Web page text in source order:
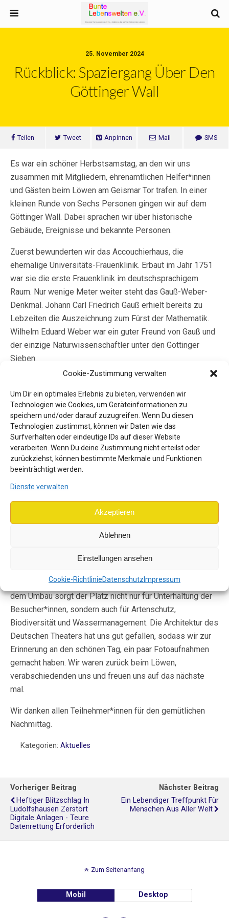
Cookie-Zustimmung verwalten
Um Dir ein optimales Erlebnis zu bieten, verwenden wir
Technologien wie Cookies, um Geräteinformationen zu
speichern und/oder darauf zuzugreifen. Wenn Du diesen
Technologien zustimmst, können wir Daten wie das
Surfverhalten oder eindeutige IDs auf dieser Website
verarbeiten. Wenn Du deine Zustimmung nicht erteilst oder
zurückziehst, können bestimmte Merkmale und Funktionen
beeinträchtigt werden.
Dienste verwalten
Akzeptieren
Ablehnen
Einstellungen ansehen
Cookie-RichtlinieDatenschutzImpressum
25. November 2024
Rückblick: Spaziergang Über Den
Göttinger Wall
Teilen Tweet Anpinnen Mail SMS
Es war ein schöner Herbstsamstag, an den wir uns
zusammen mit Mitgliedern, ehrenamtlichen Helfer*innen
und Gästen beim Löwen am Geismar Tor trafen. In einer
kleinen Runde von Sechs Personen gingen wir auf dem
Göttinger Wall. Dabei sprachen wir über historische
Gebäude, Ereignisse und bekannte Personen.
Zuerst bewunderten wir das Accouchierhaus, die
ehemalige Universitäts-Frauenklinik. Erbaut im Jahr 1751
war sie die erste Frauenklinik im deutschsprachigem
Raum. Nur wenige Meter weiter steht das Gauß-Weber-
Denkmal. Johann Carl Friedrich Gauß erhielt bereits zu
Lebzeiten die Auszeichnung zum Fürst der Mathematik.
Wilhelm Eduard Weber war ein guter Freund von Gauß und
der einzige Naturwissenschaftler unter den Göttinger
Sieben.
Weiter ging es zu den Odilienmühlen. Diese sicherte zu
Kriegszeiten die Versorgung der Bevölkerung. Beim
Bismarckhäuschen sprachen wir über Otto von Bismarck,
seine Handlungen und insbesondere sein Vermächtnis:
die Sozialversicherungen.
Beim Botanischem Garten sprachen wir über die vielen
verschiedenen Pflanzen, die sich dort befinden. Viele
kamen als Geschenke an die Universität und den
auf Einladung des Kurfürsten von Hannover und Königs
von Großbritannien, Georg II. nach Göttingen kam, war ein
Gesprächsthema. Er errichtete den Botanischen Garten.
Danach waren wir am Cheltenhampark. Hier konnte
Aktuell wird der Park umgebaut und saniert. Doch nach
dem Umbau sorgt der Platz nicht nur für Unterhaltung der
Besucher*innen, sondern auch für Artenschutz,
Biodiversität und Wassermanagement. Die Architektur des
Deutschen Theaters hat uns gut gefallen, sodass wir zur
Erinnerung an den schönen Tag, ein paar Fotoaufnahmen
gemacht haben. Wir waren zurück beim Löwen,
verabschiedenden uns und freuen uns auf das nächste
mal.
Wir danken allen Teilnehmer*innen für den gemütlichen
Nachmittag.
Kategorien: Aktuelles
Vorheriger Beitrag
Heftiger Blitzschlag In
Ludolfshausen Zerstört
Digitale Anlagen - Teure
Datenrettung Erforderlich
Nächster Beitrag
Ein Lebendiger Treffpunkt Für
Menschen Aus Aller Welt
Zum Seitenanfang
Mobil Desktop